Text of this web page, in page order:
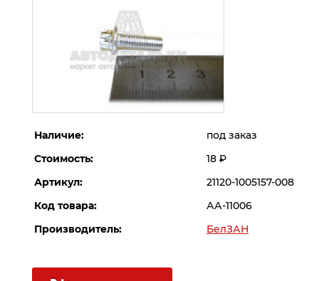
Наличие:
под заказ
Стоимость:
18 Р
Артикул:
21120-1005157-008
Код товара:
АА-11006
Производитель:
БелЗАН